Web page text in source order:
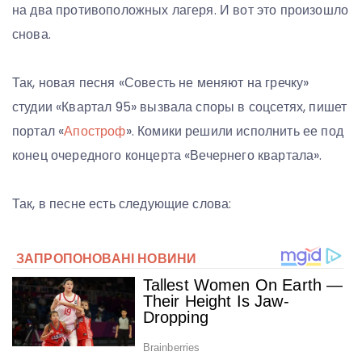
на два противоположных лагеря. И вот это произошло
снова.
Так, новая песня «Совесть не меняют на гречку»
студии «Квартал 95» вызвала споры в соцсетях, пишет
портал «Апостроф». Комики решили исполнить ее под
конец очередного концерта «Вечернего квартала».
Так, в песне есть следующие слова: